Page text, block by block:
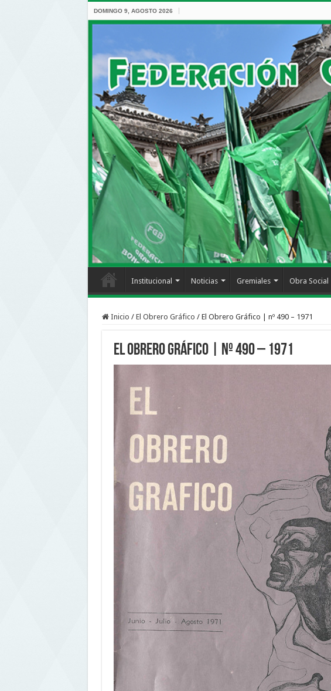
DOMINGO 9, AGOSTO 2026
Institucional Noticias Gremiales Obra Social
Inicio / El Obrero Gráfico / El Obrero Gráfico | nº 490 – 1971
El Obrero Gráfico | nº 490 – 1971